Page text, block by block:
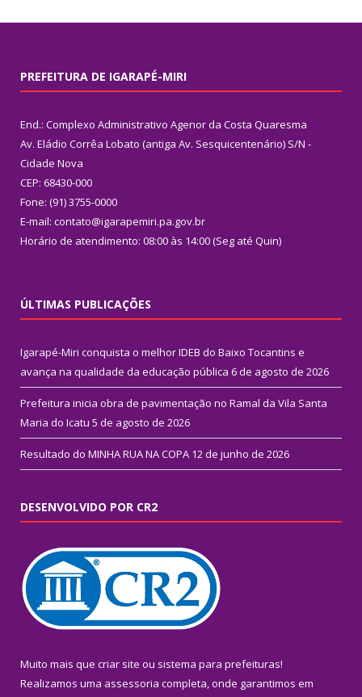
PREFEITURA DE IGARAPÉ-MIRI
End.: Complexo Administrativo Agenor da Costa Quaresma
Av. Eládio Corrêa Lobato (antiga Av. Sesquicentenário) S/N -
Cidade Nova
CEP: 68430-000
Fone: (91) 3755-0000
E-mail: contato@igarapemiri.pa.gov.br
Horário de atendimento: 08:00 às 14:00 (Seg até Quin)
ÚLTIMAS PUBLICAÇÕES
Igarapé-Miri conquista o melhor IDEB do Baixo Tocantins e
avança na qualidade da educação pública 6 de agosto de 2026
Prefeitura inicia obra de pavimentação no Ramal da Vila Santa
Maria do Icatu 5 de agosto de 2026
Resultado do MINHA RUA NA COPA 12 de junho de 2026
DESENVOLVIDO POR CR2
Muito mais que criar site ou sistema para prefeituras!
Realizamos uma assessoria completa, onde garantimos em